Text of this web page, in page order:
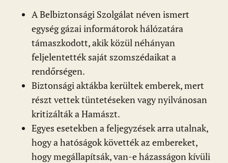
A Belbiztonsági Szolgálat néven ismert
egység gázai informátorok hálózatára
támaszkodott, akik közül néhányan
feljelentették saját szomszédaikat a
rendőrségen.
Biztonsági aktákba kerültek emberek, mert
részt vettek tüntetéseken vagy nyilvánosan
kritizálták a Hamászt.
Egyes esetekben a feljegyzések arra utalnak,
hogy a hatóságok követték az embereket,
hogy megállapítsák, van-e házasságon kívüli